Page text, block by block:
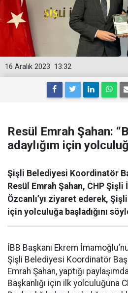
13:32
16 Aralık 2023
Resül Emrah Şahan:
adaylığım için
Şişli Belediyesi Koordinatör
Resül Emrah Şahan, CHP Şişli
Özcanlı’yı ziyaret ederek,
için yolculuğa başladığını
İBB Başkanı Ekrem
Şişli Belediyesi Koordinatör
Emrah Şahan, yaptığı
Başkanlığı için ilk yolculuğuna